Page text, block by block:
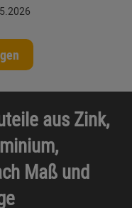
aus Zink,
Maß und